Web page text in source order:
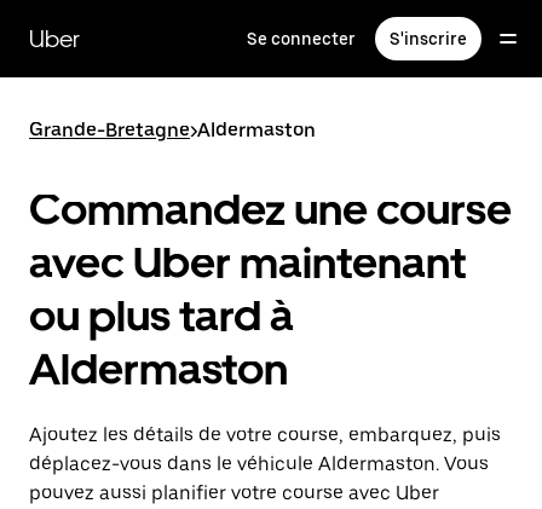
contenu
principal
Uber Se connecter S'inscrire
Grande-Bretagne>Aldermaston
Commandez une course
avec Uber maintenant
ou plus tard à
Aldermaston
Ajoutez les détails de votre course, embarquez, puis
déplacez-vous dans le véhicule Aldermaston. Vous
pouvez aussi planifier votre course avec Uber